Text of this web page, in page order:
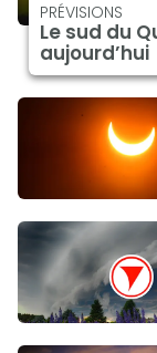
PRÉVISIONS
Le sud du
aujourd’hui